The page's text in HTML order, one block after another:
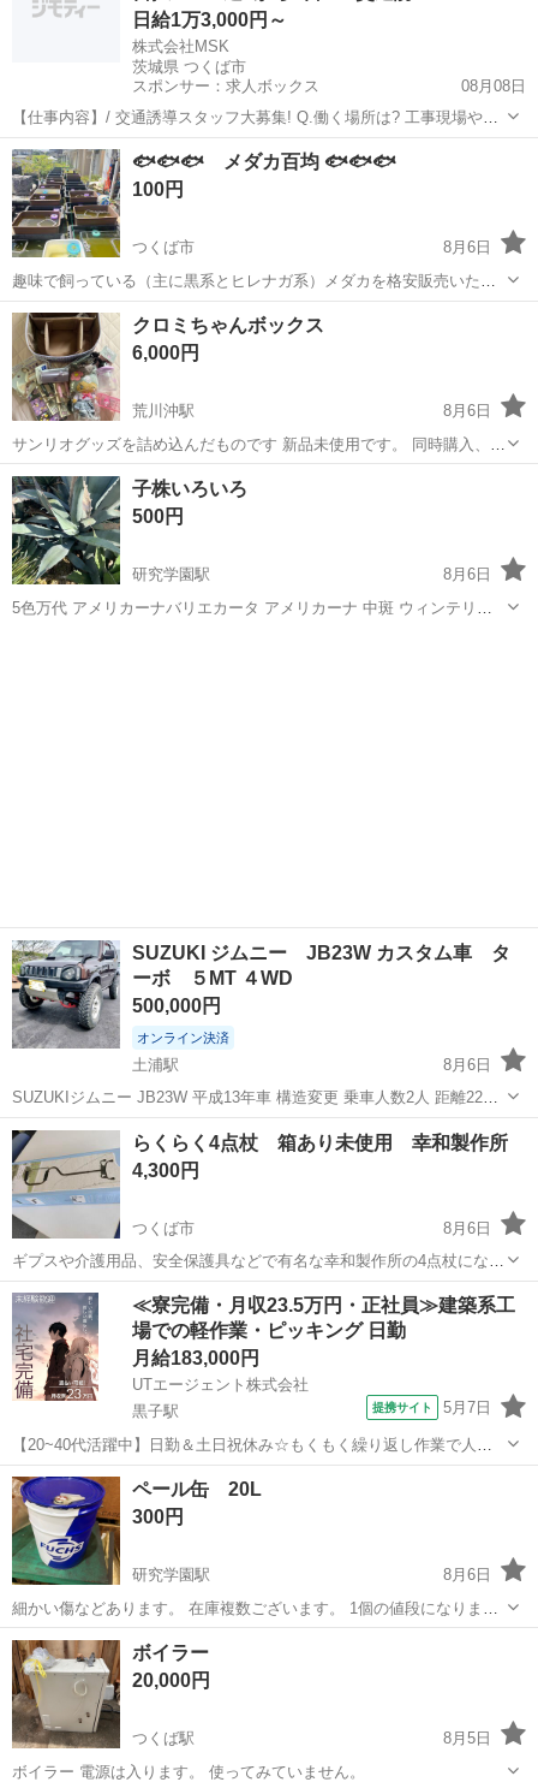
日給1万3,000円～
株式会社MSK
茨城県 つくば市
スポンサー：求人ボックス
08月08日
【仕事内容】/ 交通誘導スタッフ大募集! Q.働く場所は? 工事現場や駐
車場、イベント会場など。 国際的なスポーツ大会の警備も 行っていま
した! Q.交通誘導スタッフって何するの? 先輩の指示に従って、 看板
やカラーコーンの設置や...
アルバイト・パート
🐟🐟🐟 メダカ百均 🐟🐟🐟
100円
つくば市
8月6日
趣味で飼っている（主に黒系とヒレナガ系）メダカを格安販売いたし
ます。 全て百均です。 卵が採れてない品種もあります。 -- 品
種 -- サタン 乙 姫 天女の舞 オロチ(ブルーアイ) 黒幹之...
茨城 つくば市 ヒレナガ
クロミちゃんボックス
6,000円
荒川沖駅
8月6日
サンリオグッズを詰め込んだものです 新品未使用です。 同時購入、リ
ピーター様のみお値下げしてます😊
茨城 つくば市 荒川沖駅
子株いろいろ
500円
研究学園駅
8月6日
5色万代 アメリカーナバリエカータ アメリカーナ 中斑 ウィンテリア
SUZUKI ジムニー JB23W カスタム車 タ
ーボ ５MT ４WD
500,000円
オンライン決済
土浦駅
8月6日
SUZUKIジムニー JB23W 平成13年車 構造変更 乗車人数2人 距離22万
キロ カスタムパーツ多数 5MT 車検26年11月まで 構造変更で2人乗り
にしたので 後部座席シートはありません。 走行には問題ありません...
茨城 つくば市 土浦駅 その他
らくらく4点杖 箱あり未使用 幸和製作所
4,300円
つくば市
8月6日
ギプスや介護用品、安全保護具などで有名な幸和製作所の4点杖になり
ます。 ※未使用ですが、一度引き渡しが決まり、箱から袋から出しま
したのでご了承ください。 時間、場所できるだけ柔軟に対応します。
よろしくお願いします...
茨城 つくば市 その他 ギプス
≪寮完備・月収23.5万円・正社員≫建築系工
場での軽作業・ピッキング 日勤
月給183,000円
UTエージェント株式会社
黒子駅
提携サイト 5月7日
【20~40代活躍中】日勤＆土日祝休み☆もくもく繰り返し作業で人と
いい距離感☆部品のピッキング◎安定の正社員！未経験OK！
《JGAU1C》 詳細情報 ＜住宅用ユニットバスの部品ピッキング・運搬
＞ ◆必要な部品をピッキング...
茨城 つくば市 黒子駅
ペール缶 20L
300円
研究学園駅
8月6日
細かい傷などあります。 在庫複数ございます。 1個の値段になりま
す。 いきなり今から取りに行きます。など常識のない方は、トラブル
防止の為ブロックします。 また、12時間以上返信がない方もブロック
致します。
茨城 つくば市
ボイラー
20,000円
つくば駅
8月5日
ボイラー 電源は入ります。 使ってみていません。